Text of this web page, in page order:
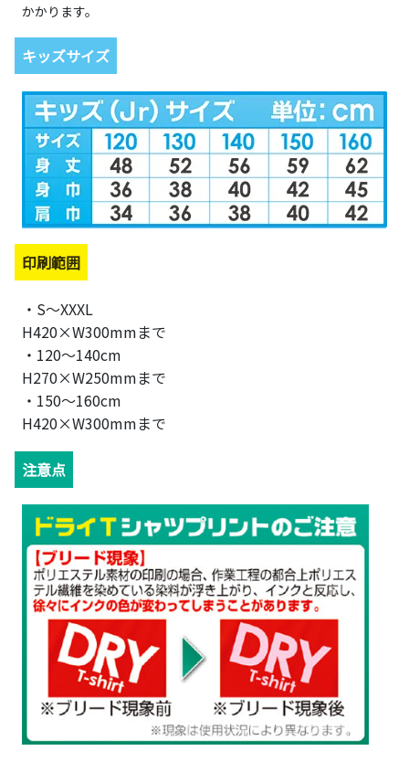
かかります。
キッズサイズ
印刷範囲
・S～XXXL
H420×W300mmまで
・120～140cm
H270×W250mmまで
・150～160cm
H420×W300mmまで
注意点